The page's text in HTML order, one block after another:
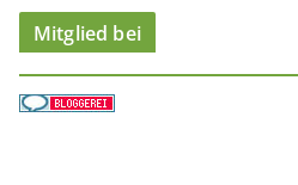
Mitglied bei